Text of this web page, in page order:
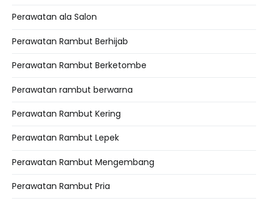
Perawatan ala Salon
Perawatan Rambut Berhijab
Perawatan Rambut Berketombe
Perawatan rambut berwarna
Perawatan Rambut Kering
Perawatan Rambut Lepek
Perawatan Rambut Mengembang
Perawatan Rambut Pria